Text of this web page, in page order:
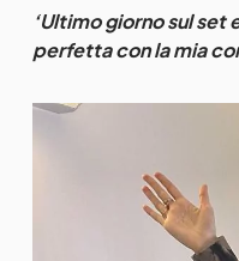
‘Ultimo giorno sul set
perfetta con la mia